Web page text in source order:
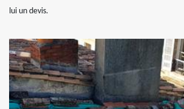
lui un devis.